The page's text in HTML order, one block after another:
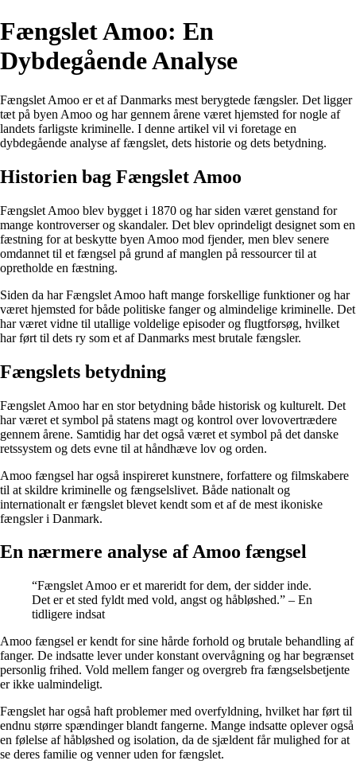
Fængslet Amoo: En
Dybdegående Analyse
Fængslet Amoo er et af Danmarks mest berygtede fængsler. Det ligger
tæt på byen Amoo og har gennem årene været hjemsted for nogle af
landets farligste kriminelle. I denne artikel vil vi foretage en
dybdegående analyse af fængslet, dets historie og dets betydning.
Historien bag Fængslet Amoo
Fængslet Amoo blev bygget i 1870 og har siden været genstand for
mange kontroverser og skandaler. Det blev oprindeligt designet som en
fæstning for at beskytte byen Amoo mod fjender, men blev senere
omdannet til et fængsel på grund af manglen på ressourcer til at
opretholde en fæstning.
Siden da har Fængslet Amoo haft mange forskellige funktioner og har
været hjemsted for både politiske fanger og almindelige kriminelle. Det
har været vidne til utallige voldelige episoder og flugtforsøg, hvilket
har ført til dets ry som et af Danmarks mest brutale fængsler.
Fængslets betydning
Fængslet Amoo har en stor betydning både historisk og kulturelt. Det
har været et symbol på statens magt og kontrol over lovovertrædere
gennem årene. Samtidig har det også været et symbol på det danske
retssystem og dets evne til at håndhæve lov og orden.
Amoo fængsel har også inspireret kunstnere, forfattere og filmskabere
til at skildre kriminelle og fængselslivet. Både nationalt og
internationalt er fængslet blevet kendt som et af de mest ikoniske
fængsler i Danmark.
En nærmere analyse af Amoo fængsel
“Fængslet Amoo er et mareridt for dem, der sidder inde.
Det er et sted fyldt med vold, angst og håbløshed.” – En
tidligere indsat
Amoo fængsel er kendt for sine hårde forhold og brutale behandling af
fanger. De indsatte lever under konstant overvågning og har begrænset
personlig frihed. Vold mellem fanger og overgreb fra fængselsbetjente
er ikke ualmindeligt.
Fængslet har også haft problemer med overfyldning, hvilket har ført til
endnu større spændinger blandt fangerne. Mange indsatte oplever også
en følelse af håbløshed og isolation, da de sjældent får mulighed for at
se deres familie og venner uden for fængslet.